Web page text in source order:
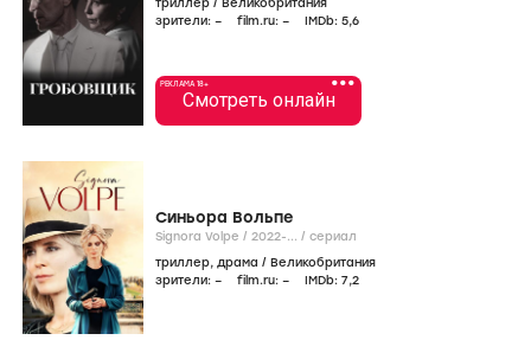
зрители: – film.ru: – IMDb: 5,6
•••
РЕКЛАМА 18+
Смотреть онлайн
Синьора Вольпе
Signora Volpe / 2022-... / сериал
триллер, драма / Великобритания
зрители: – film.ru: – IMDb: 7,2